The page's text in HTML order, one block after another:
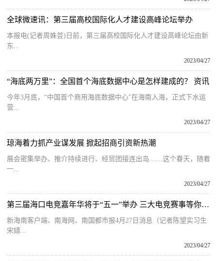
全球微速讯：第三届高校国际化人才建设高峰论坛举办
本报电(记者周姝芸)日前，第三届高校国际化人才建设高峰论坛由新
东...
2023/04/27
“海底两万里”：全国首个海底数据中心是怎样建成的？ 资讯
今年3月底，“中国首个商用海底数据中心”在海南入海，正式下水运
营...
2023/04/27
琼海着力抓产业谋发展 掀起招商引资新热潮
展会密集举办、推介持续进行、经贸团接连出岛……这个春天，随着
一...
2023/04/27
第三届海口电竞嘉年华将于“五一”举办 三大电竞赛事等你来挑战 天天新资讯
新海南客户端、南海网、南国都市报4月27日消息（记者陈望实习生
宋婧...
2023/04/27